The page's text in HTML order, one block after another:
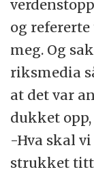
og
meg. Og
riksmedia
at det var
dukket
-Hva skal
strukket